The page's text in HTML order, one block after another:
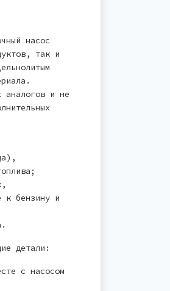
насос
так и
аналогов и не
к бензину и
детали:
с насосом